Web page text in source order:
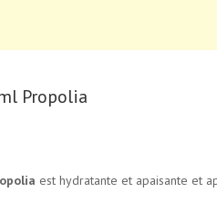
Propolia
est hydratante et apaisante et